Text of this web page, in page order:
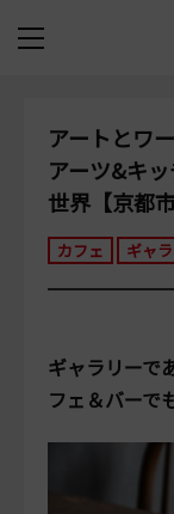
アートとワ
アーツ&キ
世界【京都
カフェ ギャ
ギャラリーで
フェ＆バーで